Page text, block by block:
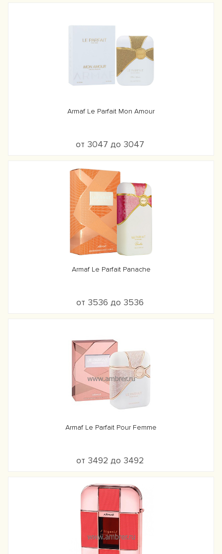
Armaf Le Parfait Mon Amour
от 3047 до 3047
Armaf Le Parfait Panache
от 3536 до 3536
Armaf Le Parfait Pour Femme
от 3492 до 3492